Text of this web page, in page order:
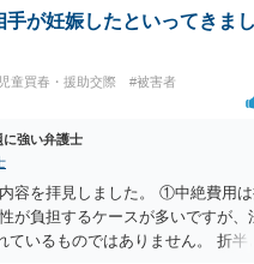
手が妊娠したといってきまし
童買春・援助交際 #被害者
強い弁護士
容を拝見しました。 ①中絶費用
が負担するケースが多いですが、
ているものではありません。 折半